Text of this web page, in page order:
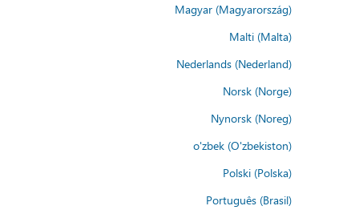
Magyar (Magyarország)
Malti (Malta)
Nederlands (Nederland)
Norsk (Norge)
Nynorsk (Noreg)
o'zbek (O'zbekiston)
Polski (Polska)
Português (Brasil)